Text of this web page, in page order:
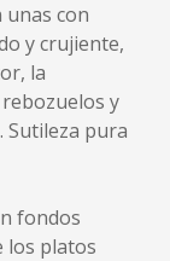
unas con
y crujiente,
la
y
Sutileza pura
fondos
los platos